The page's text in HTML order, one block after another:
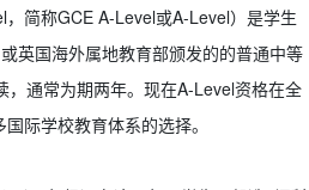
简称GCE A-Level或A-Level）是学生
英国海外属地教育部颁发的的普通中等
通常为期两年。现在A-Level资格在全
际学校教育体系的选择。